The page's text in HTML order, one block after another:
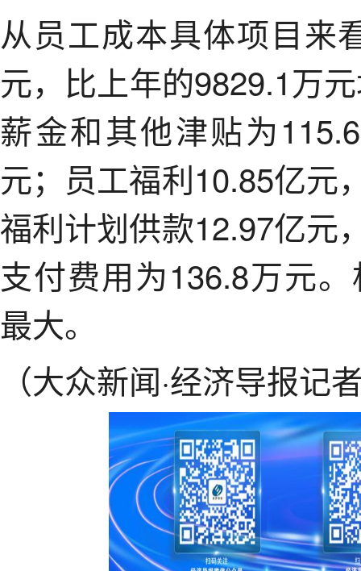
从员工成本具体项目来
元，比上年的9829.1万
薪金和其他津贴为
元；员工福利10.85亿元
福利计划供款12.97亿元
支付费用为136.8万元
最大。
（大众新闻·经济导报记